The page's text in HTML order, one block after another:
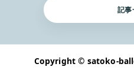
記
Copyright © satoko-